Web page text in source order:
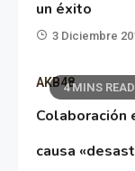
un éxito
3 Diciembre
4 MINS READ
AKB48
Colaboración
causa